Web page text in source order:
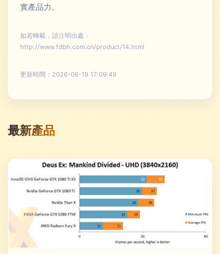
實產品力。
如若轉載，請注明出處：
http://www.fdbh.com.cn/product/14.html
更新時間：2026-06-19 17:09:49
最新產品